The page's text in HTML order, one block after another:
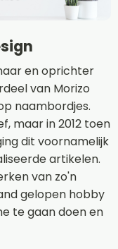
en oprichter
van Morizo
naambordjes.
maar in 2012 toen
dit voornamelijk
artikelen.
van zo'n
gelopen hobby
te gaan doen en